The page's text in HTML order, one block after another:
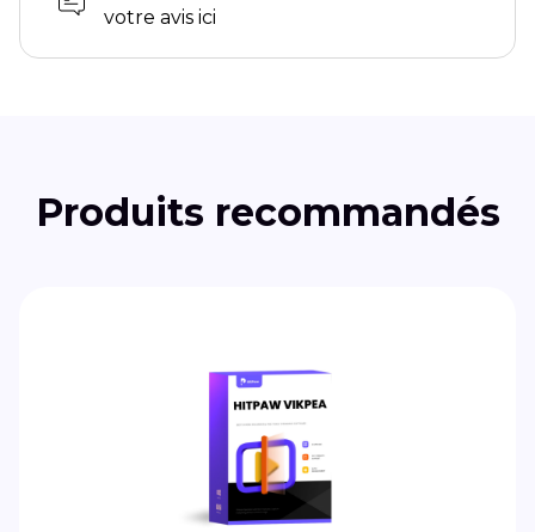
votre avis ici
Produits recommandés